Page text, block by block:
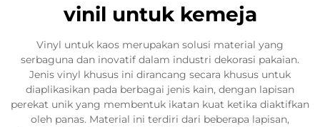
vinil untuk kemeja
Vinyl untuk kaos merupakan solusi material yang
serbaguna dan inovatif dalam industri dekorasi pakaian.
Jenis vinyl khusus ini dirancang secara khusus untuk
diaplikasikan pada berbagai jenis kain, dengan lapisan
perekat unik yang membentuk ikatan kuat ketika diaktifkan
oleh panas. Material ini terdiri dari beberapa lapisan,